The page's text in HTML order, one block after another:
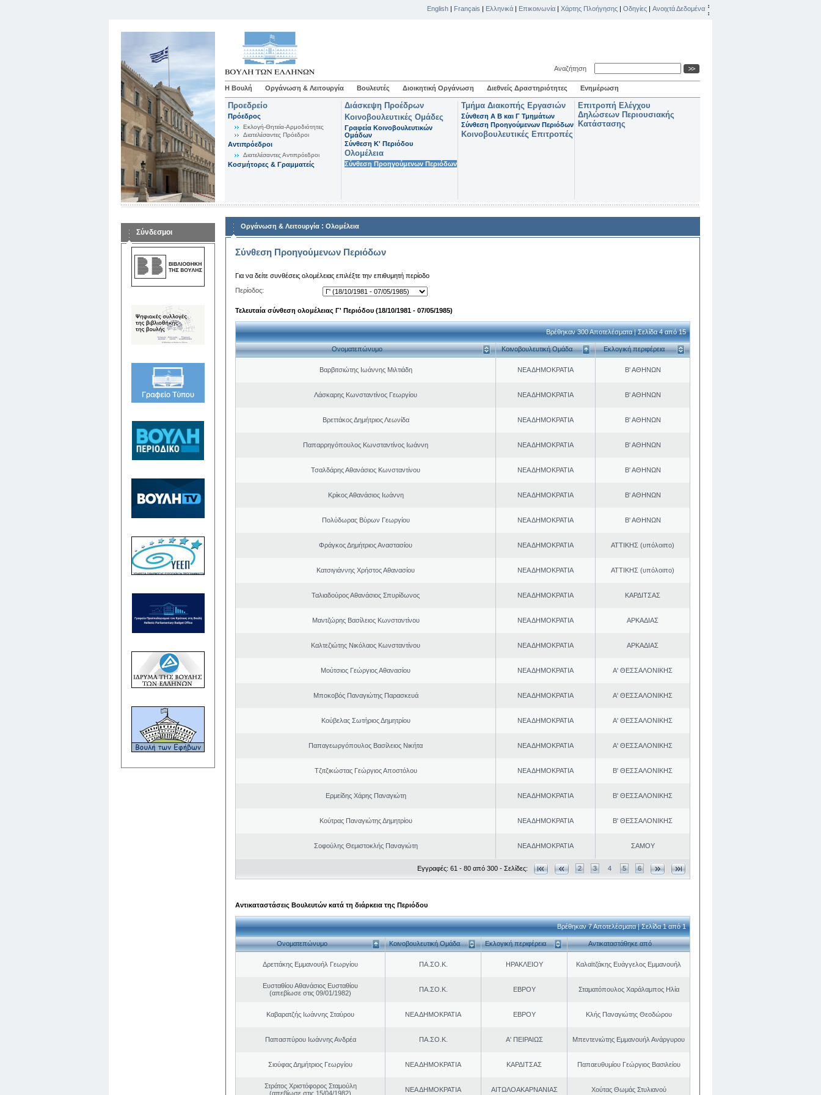
English | Français | Ελληνικά | Επικοινωνία | Χάρτης Πλοήγησης | Οδηγίες | Ανοιχτά Δεδομένα
Αναζήτηση
Η Βουλή Οργάνωση & Λειτουργία Βουλευτές Διοικητική Οργάνωση Διεθνείς Δραστηριότητες Ενημέρωση
Προεδρείο
Πρόεδρος
Εκλογή-Θητεία-Αρμοδιότητες
Διατελέσαντες Πρόεδροι
Αντιπρόεδροι
Διατελέσαντες Αντιπρόεδροι
Κοσμήτορες & Γραμματείς
Διάσκεψη Προέδρων
Κοινοβουλευτικές Ομάδες
Γραφεία Κοινοβουλευτικών
Ομάδων
Σύνθεση K' Περιόδου
Ολομέλεια
Σύνθεση Προηγούμενων Περιόδων
Τμήμα Διακοπής Εργασιών
Σύνθεση Α Β και Γ Τμημάτων
Σύνθεση Προηγούμενων Περιόδων
Κοινοβουλευτικές Επιτροπές
Επιτροπή Ελέγχου
Δηλώσεων Περιουσιακής
Κατάστασης
Σύνδεσμοι
Οργάνωση & Λειτουργία : Ολομέλεια
Σύνθεση Προηγούμενων Περιόδων
Για να δείτε συνθέσεις ολομέλειας επιλέξτε την επιθυμητή περίοδο
Περίοδος:
Τελευταία σύνθεση ολομέλειας Γ' Περιόδου (18/10/1981 - 07/05/1985)
Βρέθηκαν 300 Αποτελέσματα | Σελίδα 4 από 15
Ονοματεπώνυμο Κοινοβουλευτική Ομάδα Εκλογική περιφέρεια
Βαρβιτσιώτης Ιωάννης Μιλτιάδη ΝΕΑ ΔΗΜΟΚΡΑΤΙΑ Β' ΑΘΗΝΩΝ
Λάσκαρης Κωνσταντίνος Γεωργίου ΝΕΑ ΔΗΜΟΚΡΑΤΙΑ Β' ΑΘΗΝΩΝ
Βρεττάκος Δημήτριος Λεωνίδα ΝΕΑ ΔΗΜΟΚΡΑΤΙΑ Β' ΑΘΗΝΩΝ
Παπαρρηγόπουλος Κωνσταντίνος Ιωάννη ΝΕΑ ΔΗΜΟΚΡΑΤΙΑ Β' ΑΘΗΝΩΝ
Τσαλδάρης Αθανάσιος Κωνσταντίνου ΝΕΑ ΔΗΜΟΚΡΑΤΙΑ Β' ΑΘΗΝΩΝ
Κρίκος Αθανάσιος Ιωάννη ΝΕΑ ΔΗΜΟΚΡΑΤΙΑ Β' ΑΘΗΝΩΝ
Πολύδωρας Βύρων Γεωργίου ΝΕΑ ΔΗΜΟΚΡΑΤΙΑ Β' ΑΘΗΝΩΝ
Φράγκος Δημήτριος Αναστασίου ΝΕΑ ΔΗΜΟΚΡΑΤΙΑ ΑΤΤΙΚΗΣ (υπόλοιπο)
Κατσιγιάννης Χρήστος Αθανασίου ΝΕΑ ΔΗΜΟΚΡΑΤΙΑ ΑΤΤΙΚΗΣ (υπόλοιπο)
Ταλιαδούρος Αθανάσιος Σπυρίδωνος ΝΕΑ ΔΗΜΟΚΡΑΤΙΑ ΚΑΡΔΙΤΣΑΣ
Μαντζώρης Βασίλειος Κωνσταντίνου ΝΕΑ ΔΗΜΟΚΡΑΤΙΑ ΑΡΚΑΔΙΑΣ
Καλτεζιώτης Νικόλαος Κωνσταντίνου ΝΕΑ ΔΗΜΟΚΡΑΤΙΑ ΑΡΚΑΔΙΑΣ
Μούτσιος Γεώργιος Αθανασίου ΝΕΑ ΔΗΜΟΚΡΑΤΙΑ Α' ΘΕΣΣΑΛΟΝΙΚΗΣ
Μποκοβός Παναγιώτης Παρασκευά ΝΕΑ ΔΗΜΟΚΡΑΤΙΑ Α' ΘΕΣΣΑΛΟΝΙΚΗΣ
Κούβελας Σωτήριος Δημητρίου ΝΕΑ ΔΗΜΟΚΡΑΤΙΑ Α' ΘΕΣΣΑΛΟΝΙΚΗΣ
Παπαγεωργόπουλος Βασίλειος Νικήτα ΝΕΑ ΔΗΜΟΚΡΑΤΙΑ Α' ΘΕΣΣΑΛΟΝΙΚΗΣ
Τζιτζικώστας Γεώργιος Αποστόλου ΝΕΑ ΔΗΜΟΚΡΑΤΙΑ Β' ΘΕΣΣΑΛΟΝΙΚΗΣ
Ερμείδης Χάρης Παναγιώτη ΝΕΑ ΔΗΜΟΚΡΑΤΙΑ Β' ΘΕΣΣΑΛΟΝΙΚΗΣ
Κούτρας Παναγιώτης Δημητρίου ΝΕΑ ΔΗΜΟΚΡΑΤΙΑ Β' ΘΕΣΣΑΛΟΝΙΚΗΣ
Σοφούλης Θεμιστοκλής Παναγιώτη ΝΕΑ ΔΗΜΟΚΡΑΤΙΑ ΣΑΜΟΥ
Εγγραφές: 61 - 80 από 300 - Σελίδες: 2 3 4 5 6
Αντικαταστάσεις Βουλευτών κατά τη διάρκεια της Περιόδου
Βρέθηκαν 7 Αποτελέσματα | Σελίδα 1 από 1
Ονοματεπώνυμο Κοινοβουλευτική Ομάδα Εκλογική περιφέρεια Αντικαταστάθηκε από
Δρεττάκης Εμμανουήλ Γεωργίου ΠΑ.ΣΟ.Κ. ΗΡΑΚΛΕΙΟΥ Καλαϊτζάκης Ευάγγελος Εμμανουήλ
Ευσταθίου Αθανάσιος Ευσταθίου
(απεβίωσε στις 09/01/1982)
ΠΑ.ΣΟ.Κ. ΕΒΡΟΥ Σταματόπουλος Χαράλαμπος Ηλία
Καβαρατζής Ιωάννης Σταύρου ΝΕΑ ΔΗΜΟΚΡΑΤΙΑ ΕΒΡΟΥ Κλής Παναγιώτης Θεοδώρου
Παπασπύρου Ιωάννης Ανδρέα ΠΑ.ΣΟ.Κ. Α' ΠΕΙΡΑΙΩΣ Μπεντενιώτης Εμμανουήλ Ανάργυρου
Σιούφας Δημήτριος Γεωργίου ΝΕΑ ΔΗΜΟΚΡΑΤΙΑ ΚΑΡΔΙΤΣΑΣ Παπαευθυμίου Γεώργιος Βασιλείου
Στράτος Χριστόφορος Σταμούλη
(απεβίωσε στις 15/04/1982)
ΝΕΑ ΔΗΜΟΚΡΑΤΙΑ ΑΙΤΩΛΟΑΚΑΡΝΑΝΙΑΣ Χούτας Θωμάς Στυλιανού